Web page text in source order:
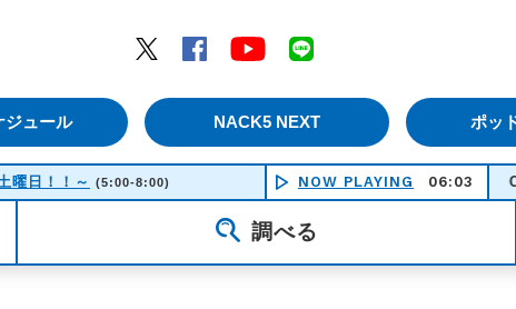
Twitter
Facebook YouTube
ジュール NACK5 NEXT ポッ
曜日！！～ (5:00-8:00) NOW PLAYING 06:03
調べる